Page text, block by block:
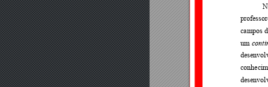
campos
um